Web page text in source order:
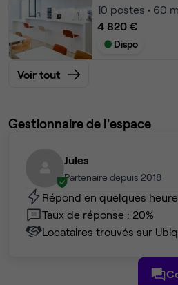
10 postes • 60
4 820 €
Dispo
Voir tout
Gestionnaire de l'espace
Jules
Partenaire depuis 2018
Répond en quelques
Taux de réponse : 20%
Locataires trouvés sur